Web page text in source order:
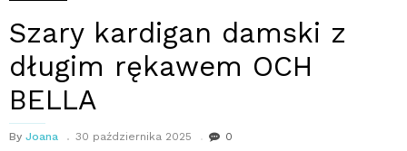
Szary kardigan damski z
długim rękawem OCH
BELLA
By Joana 30 października 2025 0